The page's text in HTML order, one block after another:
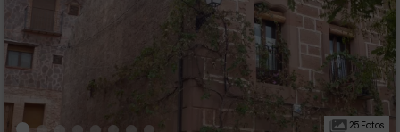
25 Fotos